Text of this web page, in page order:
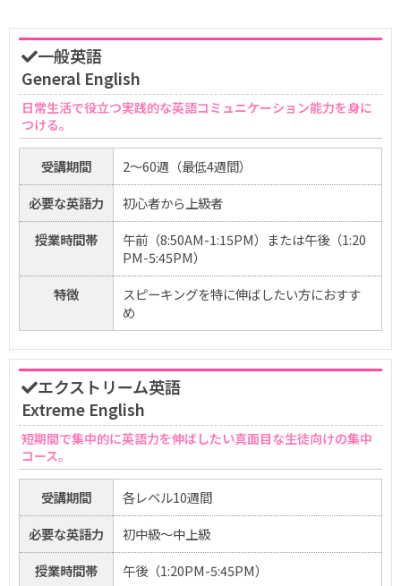
一般英語
General English
日常生活で役立つ実践的な英語コミュニケーション能力を身に
つける。
受講期間
2〜60週（最低4週間）
必要な英語力
初心者から上級者
授業時間帯
午前（8:50AM-1:15PM）または午後（1:20
PM-5:45PM）
特徴
スピーキングを特に伸ばしたい方におすす
め
エクストリーム英語
Extreme English
短期間で集中的に英語力を伸ばしたい真面目な生徒向けの集中
コース。
受講期間
各レベル10週間
必要な英語力
初中級～中上級
授業時間帯
午後（1:20PM-5:45PM）